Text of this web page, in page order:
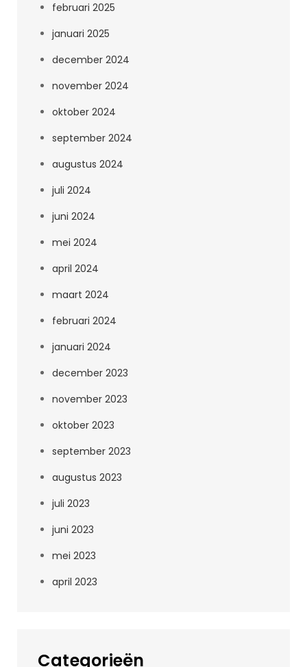
februari 2025
januari 2025
december 2024
november 2024
oktober 2024
september 2024
augustus 2024
juli 2024
juni 2024
mei 2024
april 2024
maart 2024
februari 2024
januari 2024
december 2023
november 2023
oktober 2023
september 2023
augustus 2023
juli 2023
juni 2023
mei 2023
april 2023
Categorieën